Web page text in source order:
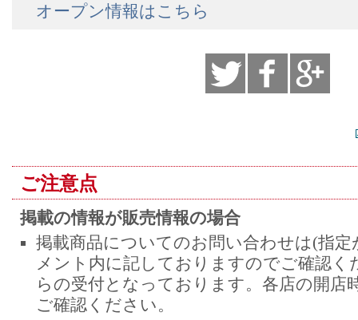
オープン情報はこちら
ご注意点
掲載の情報が販売情報の場合
掲載商品についてのお問い合わせは(指
メント内に記しておりますのでご確認く
らの受付となっております。各店の開店
ご確認ください。